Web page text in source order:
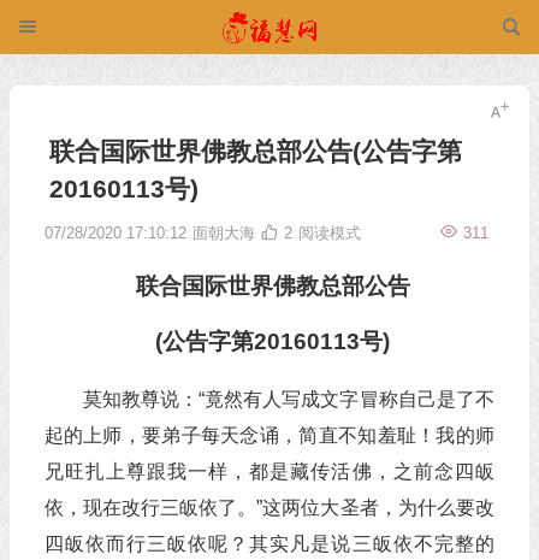
联合国际世界佛教总部公告(公告字第
20160113号)
07/28/2020 17:10:12 面朝大海 311
2 阅读模式
联合国际世界佛教总部公告
(公告字第20160113号)
莫知教尊说：“竟然有人写成文字冒称自己是了不
起的上师，要弟子每天念诵，简直不知羞耻！我的师
兄旺扎上尊跟我一样，都是藏传活佛，之前念四皈
依，现在改行三皈依了。”这两位大圣者，为什么要改
四皈依而行三皈依呢？其实凡是说三皈依不完整的